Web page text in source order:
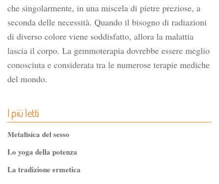
che singolarmente, in una miscela di pietre preziose, a
seconda delle necessità. Quando il bisogno di radiazioni
di diverso colore viene soddisfatto, allora la malattia
lascia il corpo. La gemmoterapia dovrebbe essere meglio
conosciuta e considerata tra le numerose terapie mediche
del mondo.
I più letti
Metafisica del sesso
Lo yoga della potenza
La tradizione ermetica